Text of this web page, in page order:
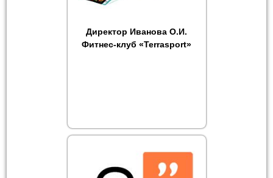
Директор Иванова О.И.
Фитнес-клуб «Terrasport»